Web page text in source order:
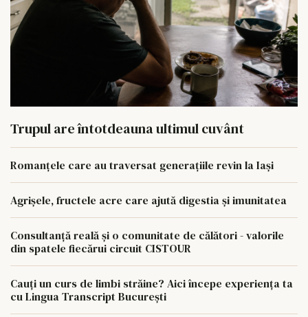
Trupul are întotdeauna ultimul cuvânt
Romanțele care au traversat generațiile revin la Iași
Agrișele, fructele acre care ajută digestia și imunitatea
Consultanță reală și o comunitate de călători - valorile
din spatele fiecărui circuit CISTOUR
Cauți un curs de limbi străine? Aici începe experiența ta
cu Lingua Transcript București